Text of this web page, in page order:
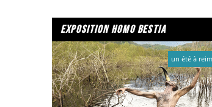
exposition homo bestia
un été à